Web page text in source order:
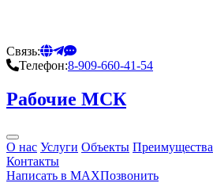
Связь:
Телефон:8-909-660-41-54
Рабочие МСК
О нас Услуги Объекты Преимущества
Контакты
Написать в MAXПозвонить